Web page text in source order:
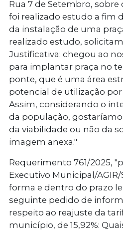
Rua 7 de Setembro, sobre
foi realizado estudo a fim
da instalação de uma
realizado estudo,
Justificativa: chegou ao
para implantar praça no
ponte, que é uma área
potencial de utilização
Assim, considerando o
da população,
da viabilidade ou não da
imagem anexa."
Requerimento 761/2025,
Executivo Municipal/AGIR/
forma e dentro do prazo
seguinte pedido de
respeito ao reajuste da
município, de 15,92%: